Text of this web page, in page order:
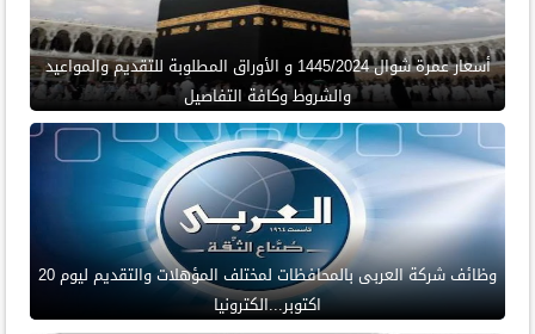
أسعار عمرة شوال 1445/2024 و الأوراق المطلوبة للتقديم والمواعيد
والشروط وكافة التفاصيل
وظائف شركة العربى بالمحافظات لمختلف المؤهلات والتقديم ليوم 20
اكتوبر...الكترونيا